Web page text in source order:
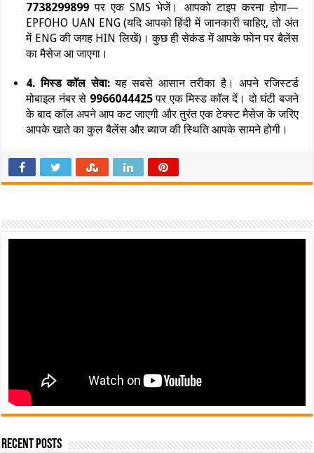
7738299899 पर एक SMS भेजें। आपको टाइप करना होगा—
EPFOHO UAN ENG (यदि आपको हिंदी में जानकारी चाहिए, तो अंत
में ENG की जगह HIN लिखें)। कुछ ही सेकंड में आपके फोन पर बैलेंस
का मैसेज आ जाएगा।
4. मिस्ड कॉल सेवा:यह सबसे आसान तरीका है। अपने रजिस्टर्ड
मोबाइल नंबर से 9966044425पर एक मिस्ड कॉल दें। दो घंटी बजने
के बाद कॉल अपने आप कट जाएगी और तुरंत एक टेक्स्ट मैसेज के जरिए
आपके खाते का कुल बैलेंस और ब्याज की स्थिति आपके सामने होगी।
Recent Posts